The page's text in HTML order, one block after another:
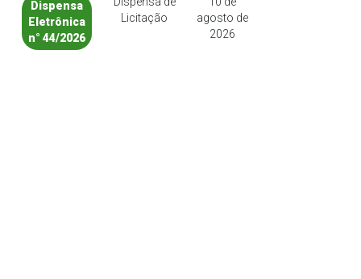
Dispensa
Eletrônica
n° 44/2026
Licitação
agosto de
2026